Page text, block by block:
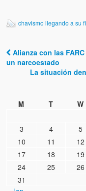
chavismo llegando a su
Post
Alianza con las
un narcoestado
La situación
M
T W
3
4 5
10
11 12
17
18 19
24
25 26
31